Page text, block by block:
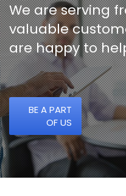
We are serving
valuable
are happy to
BE A PART
OF US